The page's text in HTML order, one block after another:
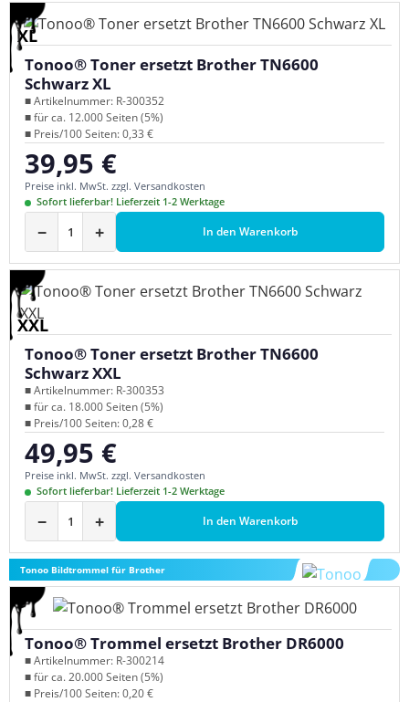
XL
Tonoo® Toner ersetzt Brother TN6600
Schwarz XL
■ Artikelnummer: R-300352
■ für ca. 12.000 Seiten (5%)
■ Preis/100 Seiten: 0,33 €
Regulärer Preis:
39,95 €
Preise inkl. MwSt. zzgl. Versandkosten
Sofort lieferbar! Lieferzeit 1-2 Werktage
− + In den Warenkorb
XXL
Tonoo® Toner ersetzt Brother TN6600
Schwarz XXL
■ Artikelnummer: R-300353
■ für ca. 18.000 Seiten (5%)
■ Preis/100 Seiten: 0,28 €
Regulärer Preis:
49,95 €
Preise inkl. MwSt. zzgl. Versandkosten
Sofort lieferbar! Lieferzeit 1-2 Werktage
− + In den Warenkorb
Tonoo Bildtrommel für Brother
Tonoo® Trommel ersetzt Brother DR6000
■ Artikelnummer: R-300214
■ für ca. 20.000 Seiten (5%)
■ Preis/100 Seiten: 0,20 €